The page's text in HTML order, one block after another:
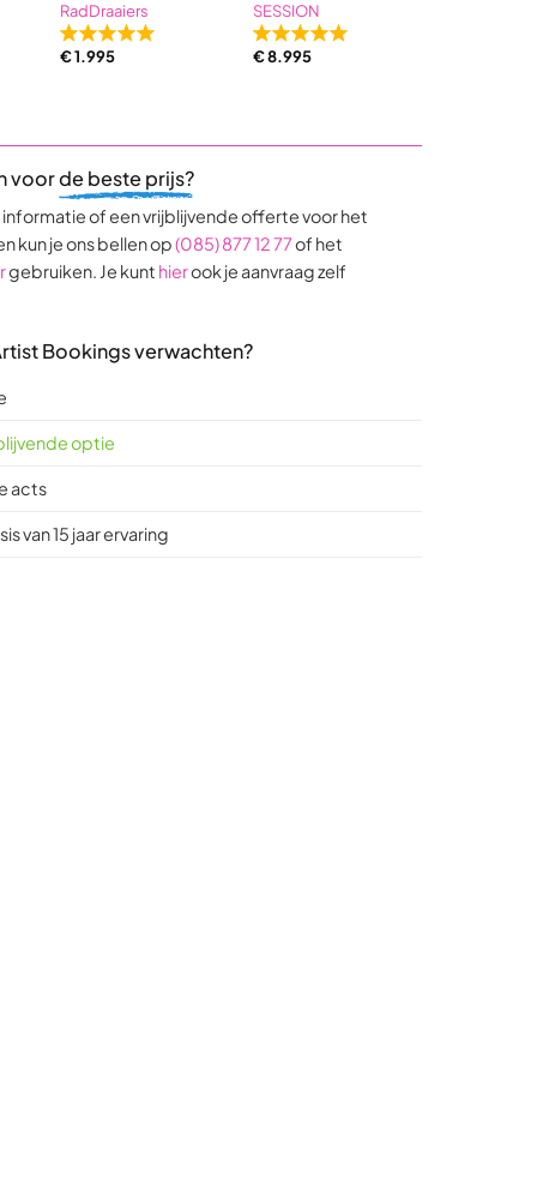
RadDraaiers
Rated
5,0
on
9
ratings
€1.995
SESSION
Rated
5,0
17
ratings
€8.995
voorde beste prijs?
of een vrijblijvende offerte voor het
kun je ons bellen op(085) 877 12 77of het
gebruiken. Je kunt hierook je aanvraag zelf
Bookings verwachten?
optie
acts
van 15 jaar ervaring